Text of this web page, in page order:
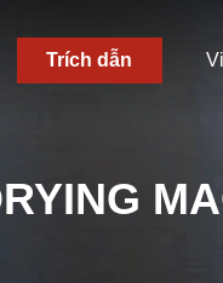
Trích dẫn